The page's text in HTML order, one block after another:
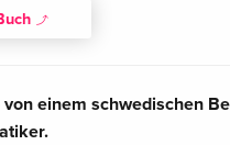
einem schwedischen